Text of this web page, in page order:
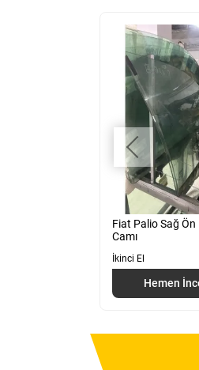
Fiat Palio Sağ Ön
Camı
İkinci El
Hemen